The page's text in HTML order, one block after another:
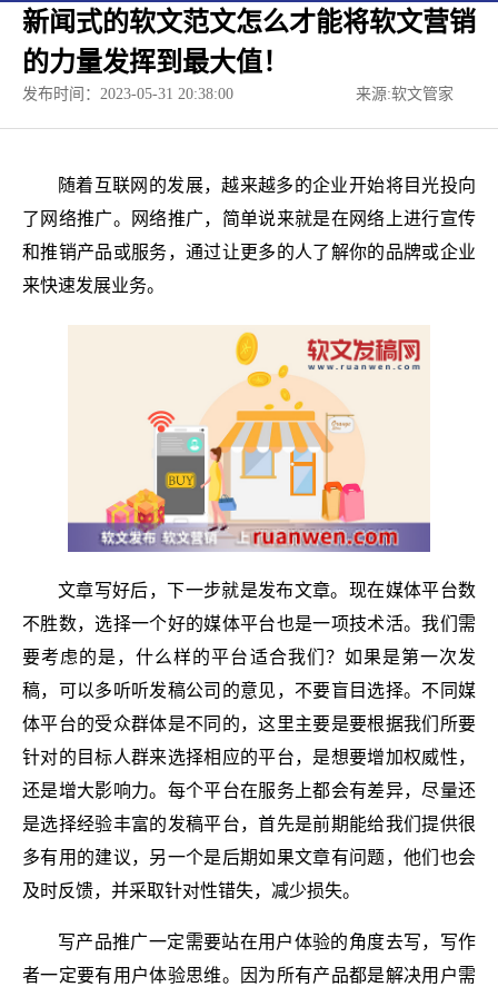
新闻式的软文范文怎么才能将软文营销
的力量发挥到最大值！
发布时间：2023-05-31 20:38:00 来源:软文管家
随着互联网的发展，越来越多的企业开始将目光投向
了网络推广。网络推广，简单说来就是在网络上进行宣传
和推销产品或服务，通过让更多的人了解你的品牌或企业
来快速发展业务。
文章写好后，下一步就是发布文章。现在媒体平台数
不胜数，选择一个好的媒体平台也是一项技术活。我们需
要考虑的是，什么样的平台适合我们？如果是第一次发
稿，可以多听听发稿公司的意见，不要盲目选择。不同媒
体平台的受众群体是不同的，这里主要是要根据我们所要
针对的目标人群来选择相应的平台，是想要增加权威性，
还是增大影响力。每个平台在服务上都会有差异，尽量还
是选择经验丰富的发稿平台，首先是前期能给我们提供很
多有用的建议，另一个是后期如果文章有问题，他们也会
及时反馈，并采取针对性错失，减少损失。
写产品推广一定需要站在用户体验的角度去写，写作
者一定要有用户体验思维。因为所有产品都是解决用户需